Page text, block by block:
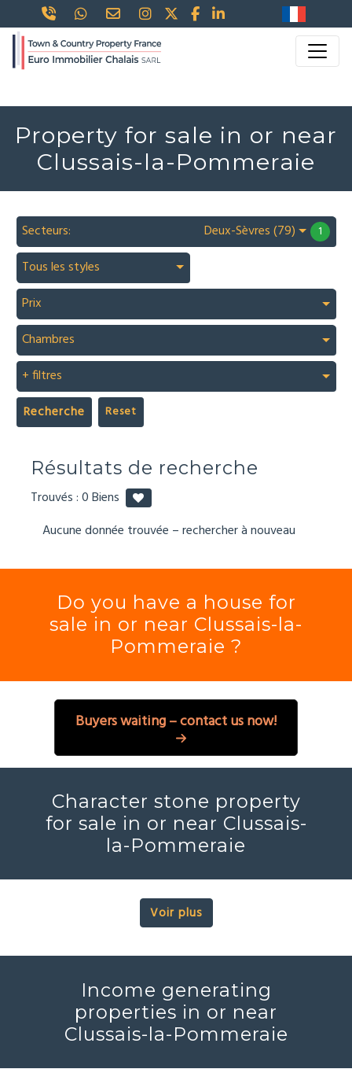
Property for sale in or near
Clussais-la-Pommeraie
Secteurs: Deux-Sèvres (79) 1
Tous les styles
Prix
Chambres
+ filtres
Recherche
Résultats de recherche
Trouvés :0Biens
Aucune donnée trouvée – rechercher à nouveau
Do you have a house for
sale in or near Clussais-la-
Pommeraie ?
Buyers waiting – contact us now!
Character stone property
for sale in or near Clussais-
la-Pommeraie
Voir plus
Income generating
properties in or near
Clussais-la-Pommeraie